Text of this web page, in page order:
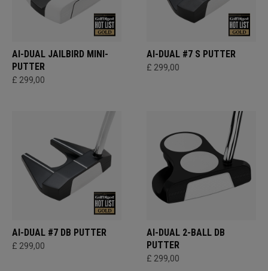
AI-DUAL JAILBIRD MINI-
PUTTER
£ 299,00
AI-DUAL #7 S PUTTER
£ 299,00
AI-DUAL #7 DB PUTTER
£ 299,00
AI-DUAL 2-BALL DB
PUTTER
£ 299,00